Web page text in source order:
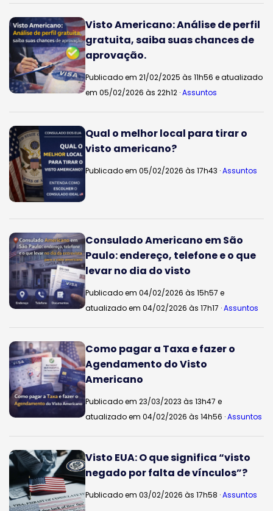
Visto Americano: Análise de perfil
gratuita, saiba suas chances de
aprovação.
Publicado em 21/02/2025 às 11h56 e atualizado
em 05/02/2026 às 22h12 ·Assuntos
Qual o melhor local para tirar o
visto americano?
Publicado em 05/02/2026 às 17h43 ·Assuntos
Consulado Americano em São
Paulo: endereço, telefone e o que
levar no dia do visto
Publicado em 04/02/2026 às 15h57 e
atualizado em 04/02/2026 às 17h17 ·Assuntos
Como pagar a Taxa e fazer o
Agendamento do Visto
Americano
Publicado em 23/03/2023 às 13h47 e
atualizado em 04/02/2026 às 14h56 ·Assuntos
Visto EUA: O que significa “visto
negado por falta de vínculos”?
Publicado em 03/02/2026 às 17h58 ·Assuntos